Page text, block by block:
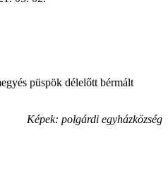
püspök délelőtt bérmált
Képek: polgárdi egyházközség